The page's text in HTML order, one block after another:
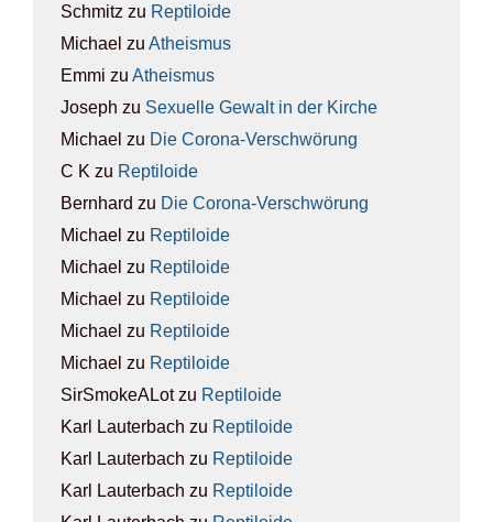
Schmitz zu Rep­ti­lo­ide
Michael zu Athe­is­mus
Emmi zu Athe­is­mus
Joseph zu Sexu­el­le Gewalt in der Kir­che
Michael zu Die Coro­na-Ver­schwö­rung
C K zu Rep­ti­lo­ide
Bernhard zu Die Coro­na-Ver­schwö­rung
Michael zu Rep­ti­lo­ide
Michael zu Rep­ti­lo­ide
Michael zu Rep­ti­lo­ide
Michael zu Rep­ti­lo­ide
Michael zu Rep­ti­lo­ide
SirSmokeALotzu Rep­ti­lo­ide
Karl Lauterbach zu Rep­ti­lo­ide
Karl Lauterbach zu Rep­ti­lo­ide
Karl Lauterbach zu Rep­ti­lo­ide